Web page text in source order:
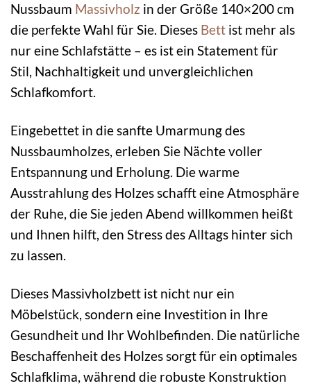
Nussbaum Massivholz in der Größe 140×200 cm
die perfekte Wahl für Sie. Dieses Bett ist mehr als
nur eine Schlafstätte – es ist ein Statement für
Stil, Nachhaltigkeit und unvergleichlichen
Schlafkomfort.
Eingebettet in die sanfte Umarmung des
Nussbaumholzes, erleben Sie Nächte voller
Entspannung und Erholung. Die warme
Ausstrahlung des Holzes schafft eine Atmosphäre
der Ruhe, die Sie jeden Abend willkommen heißt
und Ihnen hilft, den Stress des Alltags hinter sich
zu lassen.
Dieses Massivholzbett ist nicht nur ein
Möbelstück, sondern eine Investition in Ihre
Gesundheit und Ihr Wohlbefinden. Die natürliche
Beschaffenheit des Holzes sorgt für ein optimales
Schlafklima, während die robuste Konstruktion